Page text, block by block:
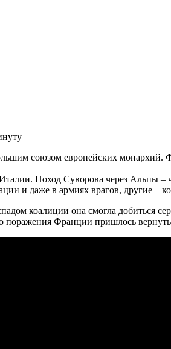
союзом европейских монархий.
Поход Суворова через Альпы
и даже в армиях врагов, другие
коалиции она смогла добиться
поражения Франции пришлось